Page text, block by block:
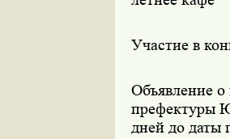
Участие в
Объявление о
префектуры
дней до даты